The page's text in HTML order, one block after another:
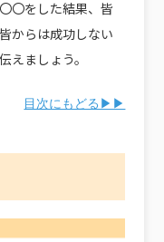
〇をした結果、皆
からは成功しない
えましょう。
目次にもどる▶▶